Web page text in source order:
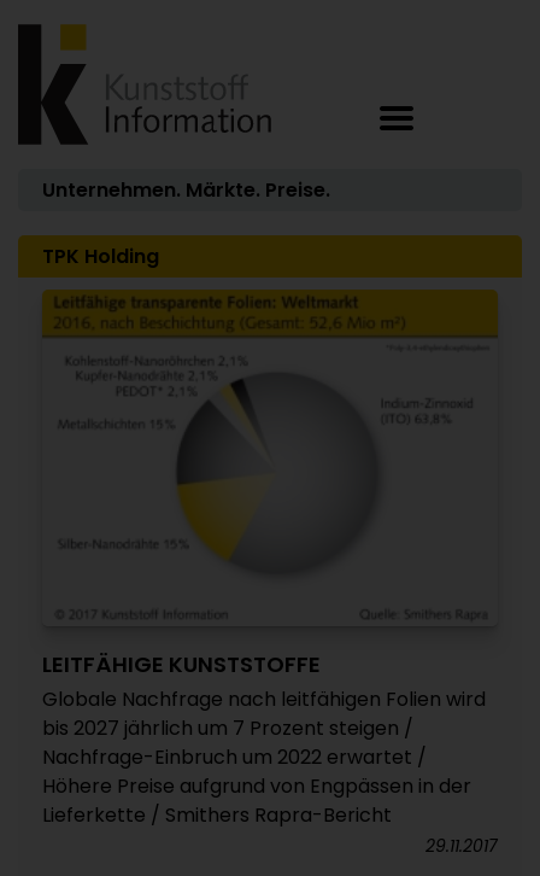
Unternehmen. Märkte. Preise.
TPK Holding
LEITFÄHIGE KUNSTSTOFFE
Globale Nachfrage nach leitfähigen Folien wird
bis 2027 jährlich um 7 Prozent steigen /
Nachfrage-Einbruch um 2022 erwartet /
Höhere Preise aufgrund von Engpässen in der
Lieferkette / Smithers Rapra-Bericht
29.11.2017